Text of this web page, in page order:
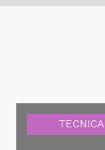
TECNICA